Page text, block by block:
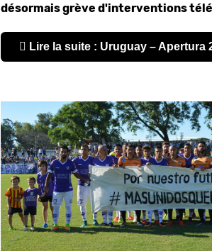
désormais grève d'interventions
Lire la suite : Uruguay – Apertura